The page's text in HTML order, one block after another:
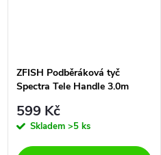
ZFISH Podběráková tyč
Spectra Tele Handle 3.0m
599 Kč
Skladem >5 ks